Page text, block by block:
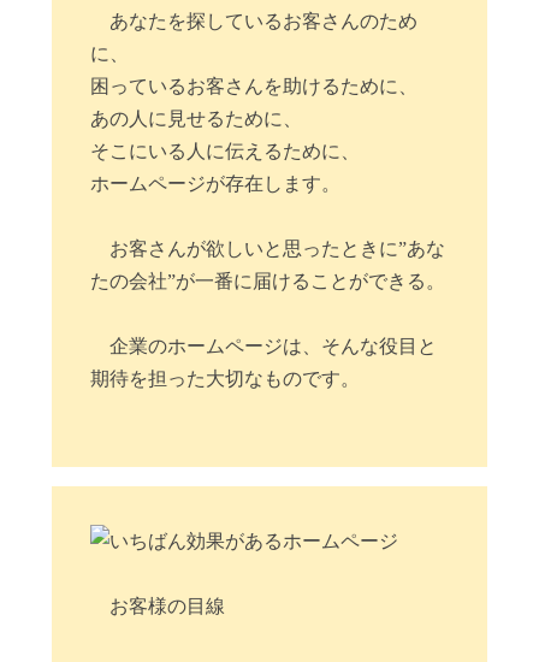
あなたを探しているお客さんのため
に、
困っているお客さんを助けるために、
あの人に見せるために、
そこにいる人に伝えるために、
ホームページが存在します。
お客さんが欲しいと思ったときに”あな
たの会社”が一番に届けることができる。
企業のホームページは、そんな役目と
期待を担った大切なものです。
お客様の目線